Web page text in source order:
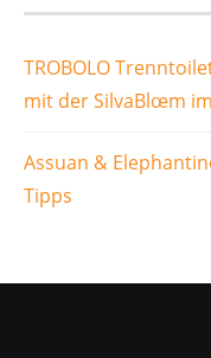
TROBOLO
mit der SilvaBlœm
Assuan &
Tipps